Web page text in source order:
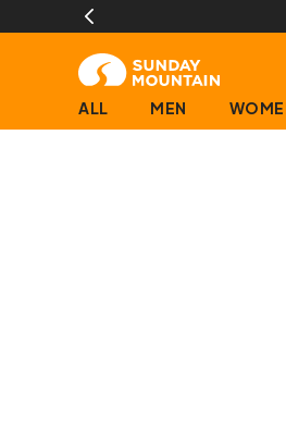
13時までのご注文で即日発送(営業日
ALL MEN